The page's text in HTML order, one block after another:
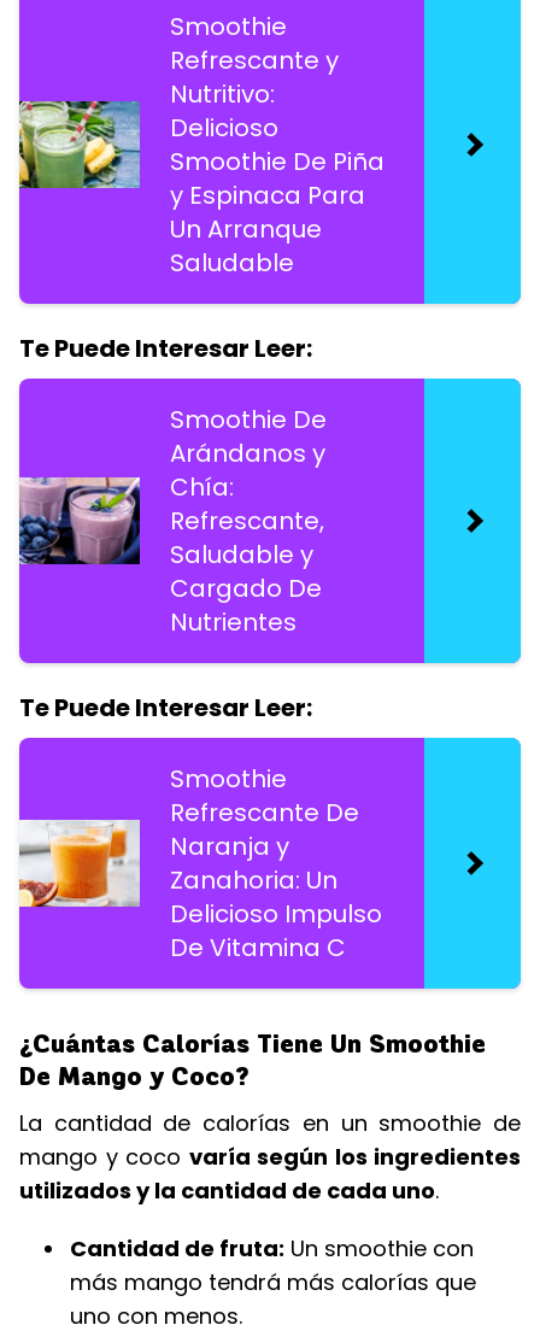
Smoothie
Refrescante y
Nutritivo:
Delicioso
Smoothie De Piña
y Espinaca Para
Un Arranque
Saludable
Te Puede Interesar Leer:
Smoothie De
Arándanos y
Chía:
Refrescante,
Saludable y
Cargado De
Nutrientes
Te Puede Interesar Leer:
Smoothie
Refrescante De
Naranja y
Zanahoria: Un
Delicioso Impulso
De Vitamina C
¿Cuántas Calorías Tiene Un Smoothie
De Mango y Coco?
La cantidad de calorías en un smoothie de
mango y coco varía según los ingredientes
utilizados y la cantidad de cada uno.
Cantidad de fruta: Un smoothie con
más mango tendrá más calorías que
uno con menos.